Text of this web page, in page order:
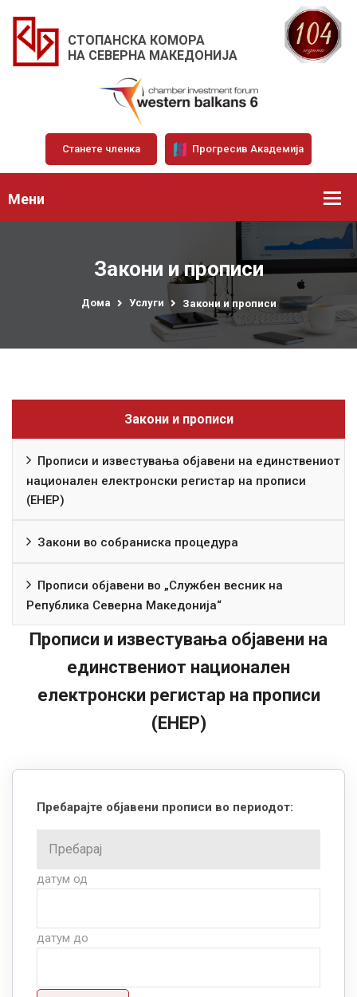
СТОПАНСКА КОМОРА
НА СЕВЕРНА МАКЕДОНИЈА
Станете членка Прогресив Академија
Мени
Закони и прописи
Дома Услуги Закони и прописи
Закони и прописи
Прописи и известувања објавени на единствениот
национален електронски регистар на прописи
(ЕНЕР)
Закони во собраниска процедура
Прописи објавени во „Службен весник на
Република Северна Македонија“
Прописи и известувања објавени на
единствениот национален
електронски регистар на прописи
(ЕНЕР)
Пребарајте објавени прописи во периодот:
датум од
датум до